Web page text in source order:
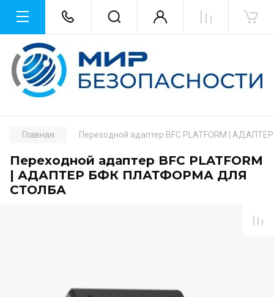
Главная Переходной адаптер BFC PLATFORM |
Переходной адаптер BFC PLATFORM
| АДАПТЕР БФК ПЛАТФОРМА ДЛЯ
СТОЛБА